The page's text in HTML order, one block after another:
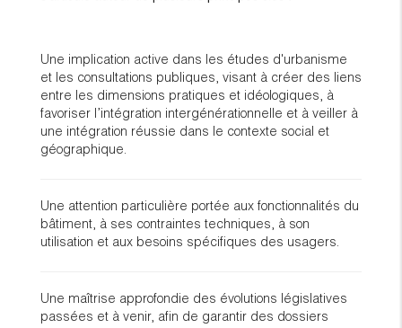
Une implication active dans les études d'urbanisme
et les consultations publiques, visant à créer des liens
entre les dimensions pratiques et idéologiques, à
favoriser l’intégration intergénérationnelle et à veiller à
une intégration réussie dans le contexte social et
géographique.
Une attention particulière portée aux fonctionnalités du
bâtiment, à ses contraintes techniques, à son
utilisation et aux besoins spécifiques des usagers.
Une maîtrise approfondie des évolutions législatives
passées et à venir, afin de garantir des dossiers